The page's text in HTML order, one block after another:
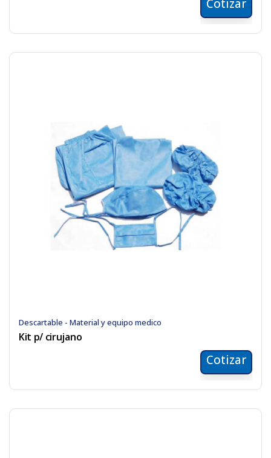
Cotizar
Descartable - Material y equipo medico
Kit p/ cirujano
Cotizar